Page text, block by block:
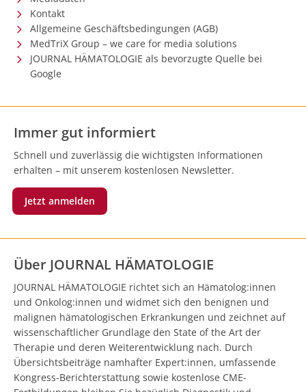
Kontakt
Allgemeine Geschäftsbedingungen (AGB)
MedTriX Group – we care for media solutions
JOURNAL HÄMATOLOGIE als bevorzugte Quelle bei
Google
Immer gut informiert
Schnell und zuverlässig die wichtigsten Informationen
erhalten – mit unserem kostenlosen Newsletter.
Jetzt anmelden
Über JOURNAL HÄMATOLOGIE
JOURNAL HÄMATOLOGIE richtet sich an Hämatolog:innen
und Onkolog:innen und widmet sich den benignen und
malignen hämatologischen Erkrankungen und zeichnet auf
wissenschaftlicher Grundlage den State of the Art der
Therapie und deren Weiterentwicklung nach. Durch
Übersichtsbeiträge namhafter Expert:innen, umfassende
Kongress-Berichterstattung sowie kostenlose CME-